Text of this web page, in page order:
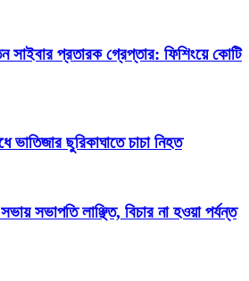
সাইবার প্রতারক গ্রেপ্তার: ফিশিংয়ে কোটি
ভাতিজার ছুরিকাঘাতে চাচা নিহত
সভাপতি লাঞ্ছিত, বিচার না হওয়া পর্যন্ত